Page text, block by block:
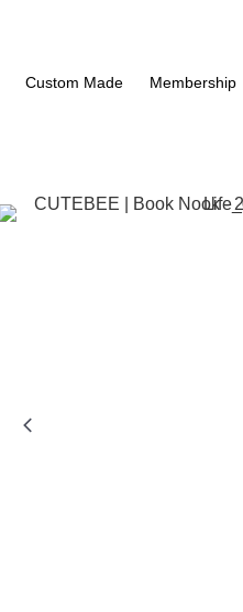
Custom Made Membership